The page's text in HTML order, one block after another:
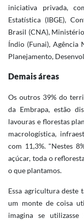
iniciativa privada,
Estatística (IBGE),
Brasil (CNA),
Índio (Funai), Agência
Planejamento,
Demais áreas
Os outros 39% do
da Embrapa, estão
lavouras e florestas
macrologística,
com 11,3%. "Nestes
açúcar, toda o
o que plantamos.
Essa agricultura deste
um monte de coisa
imagina se